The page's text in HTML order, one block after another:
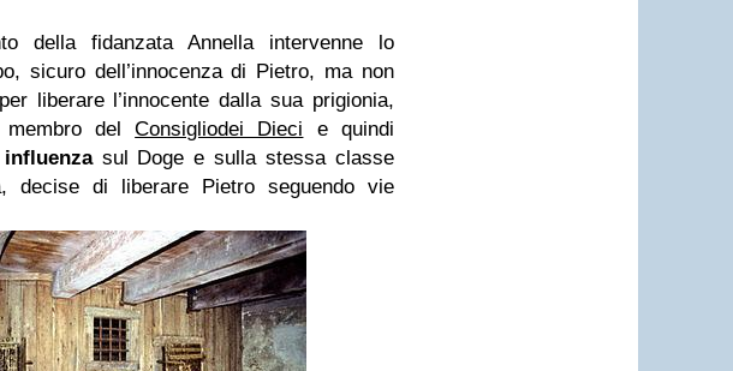
della fidanzata Annella intervenne lo
sicuro dell’innocenza di Pietro, ma non
liberare l’innocente dalla sua prigionia,
membro delConsigliodei Dieci e quindi
influenzasul Doge e sulla stessa classe
decise di liberare Pietro seguendo vie